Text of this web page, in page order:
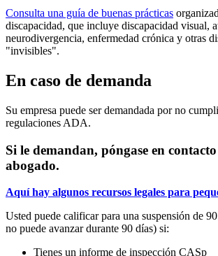
Consulta una guía de buenas prácticas
discapacidad, que incluye discapacidad visual,
neurodivergencia, enfermedad crónica y otras
"invisibles".
En caso de demanda
Su empresa puede ser demandada por no
regulaciones ADA.
Si le demandan, póngase en
abogado.
Aquí hay algunos recursos legales para
Usted puede calificar para una suspensión de
no puede avanzar durante 90 días) si:
Tienes un informe de inspección CASp